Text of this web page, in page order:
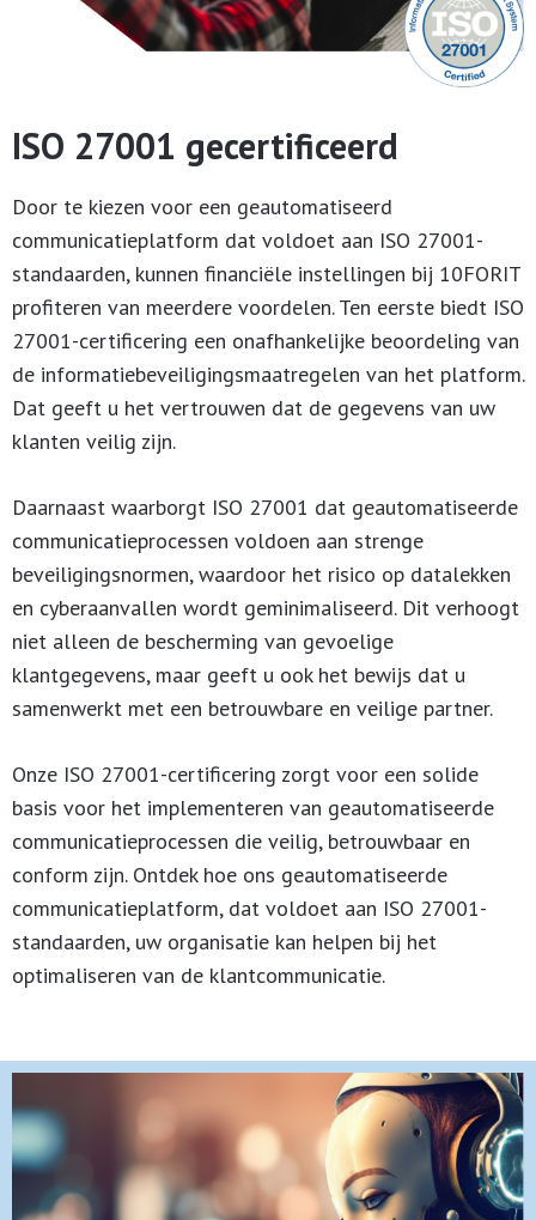
ISO 27001 gecertificeerd
Door te kiezen voor een geautomatiseerd
communicatieplatform dat voldoet aan ISO 27001-
standaarden, kunnen financiële instellingen bij 10FORIT
profiteren van meerdere voordelen. Ten eerste biedt ISO
27001-certificering een onafhankelijke beoordeling van
de informatiebeveiligingsmaatregelen van het platform.
Dat geeft u het vertrouwen dat de gegevens van uw
klanten veilig zijn.
Daarnaast waarborgt ISO 27001 dat geautomatiseerde
communicatieprocessen voldoen aan strenge
beveiligingsnormen, waardoor het risico op datalekken
en cyberaanvallen wordt geminimaliseerd. Dit verhoogt
niet alleen de bescherming van gevoelige
klantgegevens, maar geeft u ook het bewijs dat u
samenwerkt met een betrouwbare en veilige partner.
Onze ISO 27001-certificering zorgt voor een solide
basis voor het implementeren van geautomatiseerde
communicatieprocessen die veilig, betrouwbaar en
conform zijn. Ontdek hoe ons geautomatiseerde
communicatieplatform, dat voldoet aan ISO 27001-
standaarden, uw organisatie kan helpen bij het
optimaliseren van de klantcommunicatie.